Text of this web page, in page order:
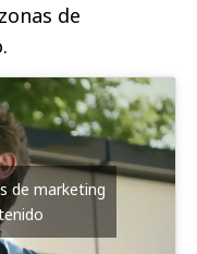
de
de marketing